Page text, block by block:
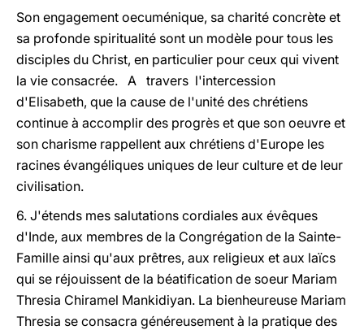
Son engagement oecuménique, sa charité concrète et
sa profonde spiritualité sont un modèle pour tous les
disciples du Christ, en particulier pour ceux qui vivent
la vie consacrée. A travers l'intercession
d'Elisabeth, que la cause de l'unité des chrétiens
continue à accomplir des progrès et que son oeuvre et
son charisme rappellent aux chrétiens d'Europe les
racines évangéliques uniques de leur culture et de leur
civilisation.
6. J'étends mes salutations cordiales aux évêques
d'Inde, aux membres de la Congrégation de la Sainte-
Famille ainsi qu'aux prêtres, aux religieux et aux laïcs
qui se réjouissent de la béatification de soeur Mariam
Thresia Chiramel Mankidiyan. La bienheureuse Mariam
Thresia se consacra généreusement à la pratique des